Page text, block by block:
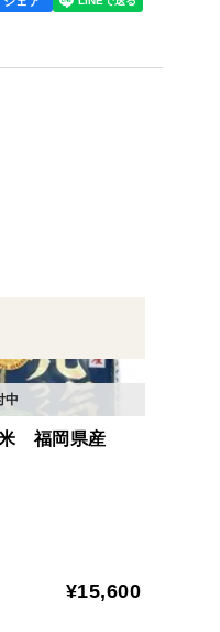
福岡県産
¥15,600